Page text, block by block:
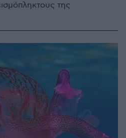
της